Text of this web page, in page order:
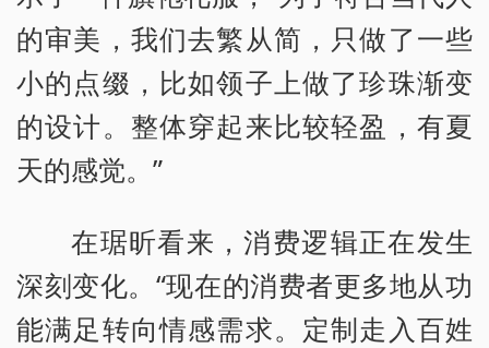
的审美，我们去繁从简，只做了一些
小的点缀，比如领子上做了珍珠渐变
的设计。整体穿起来比较轻盈，有夏
天的感觉。”
在琚昕看来，消费逻辑正在发生
深刻变化。“现在的消费者更多地从功
能满足转向情感需求。定制走入百姓